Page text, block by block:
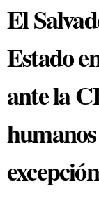
El
Estado
ante la
excepción